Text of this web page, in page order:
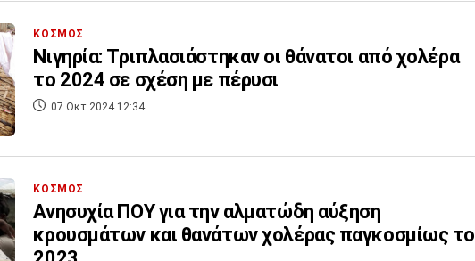
ΚΟΣΜΟΣ
Νιγηρία: Τριπλασιάστηκαν οι θάνατοι από χολέρα
το 2024 σε σχέση με πέρυσι
07 Οκτ 2024 12:34
ΚΟΣΜΟΣ
Ανησυχία ΠΟΥ για την αλματώδη αύξηση
κρουσμάτων και θανάτων χολέρας παγκοσμίως το